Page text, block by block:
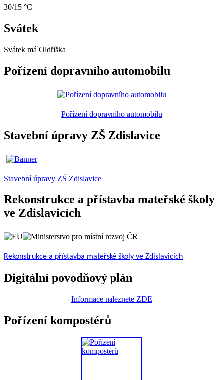
30/15 °C
Svátek
Svátek má Oldřiška
Pořízení dopravního automobilu
Pořízení dopravního automobilu
Stavební úpravy ZŠ Zdislavice
Stavební úpravy ZŠ Zdislavice
Rekonstrukce a přístavba mateřské školy
ve Zdislavicích
Rekonstrukce a přístavba mateřské školy ve Zdislavicích
Digitální povodňový plán
Informace naleznete ZDE
Pořízení kompostérů